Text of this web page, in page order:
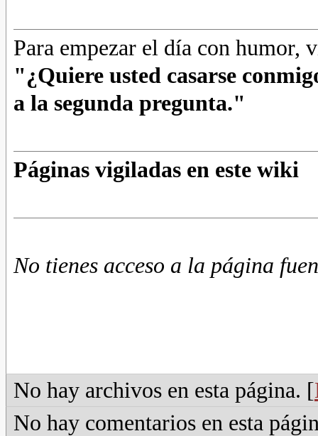
Para empezar el día con humor,
"¿Quiere usted casarse
a la segunda pregunta."
Páginas vigiladas en este wiki
No tienes acceso a la página
No hay archivos en esta página. [
No hay comentarios en esta